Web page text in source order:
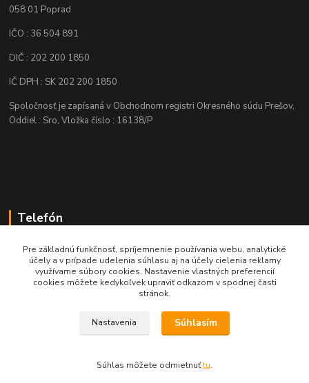
058 01 Poprad
IČO : 36 504 891
DIČ : 202 200 1850
IČ DPH : SK 202 200 1850
Spoločnosť je zapísaná v Obchodnom registri Okresného súdu Prešov,
Oddiel : Sro, Vložka číslo : 16138/P
Telefón
+421 905 622 625
obchod@nozeplus.sk
Pre základnú funkčnosť, spríjemnenie používania webu, analytické
účely a v prípade udelenia súhlasu aj na účely cielenia reklamy
využívame súbory cookies. Nastavenie vlastných preferencií
cookies môžete kedykoľvek upraviť odkazom v spodnej časti
stránok.
Nastavenia Súhlasím
Súhlas môžete odmietnuťtu.